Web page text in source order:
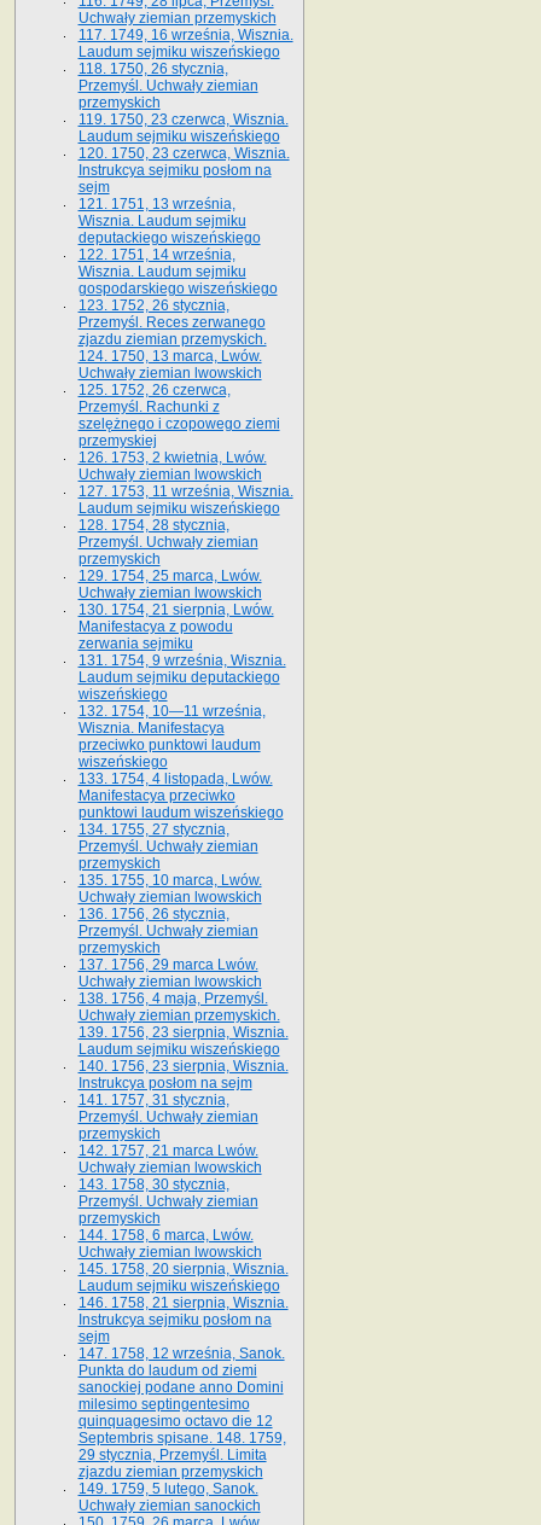
Uchwały ziemian przemyskich
117. 1749, 16 września, Wisznia.
Laudum sejmiku wiszeńskiego
118. 1750, 26 stycznia,
Przemyśl. Uchwały ziemian
przemyskich
119. 1750, 23 czerwca, Wisznia.
Laudum sejmiku wiszeńskiego
120. 1750, 23 czerwca, Wisznia.
Instrukcya sejmiku posłom na
sejm
121. 1751, 13 września,
Wisznia. Laudum sejmiku
deputackiego wiszeńskiego
122. 1751, 14 września,
Wisznia. Laudum sejmiku
gospodarskiego wiszeńskiego
123. 1752, 26 stycznia,
Przemyśl. Reces zerwanego
zjazdu ziemian przemyskich.
124. 1750, 13 marca, Lwów.
Uchwały ziemian lwowskich
125. 1752, 26 czerwca,
Przemyśl. Rachunki z
szelężnego i czopowego ziemi
przemyskiej
126. 1753, 2 kwietnia, Lwów.
Uchwały ziemian lwowskich
127. 1753, 11 września, Wisznia.
Laudum sejmiku wiszeńskiego
128. 1754, 28 stycznia,
Przemyśl. Uchwały ziemian
przemyskich
129. 1754, 25 marca, Lwów.
Uchwały ziemian lwowskich
130. 1754, 21 sierpnia, Lwów.
Manifestacya z powodu
zerwania sejmiku
131. 1754, 9 września, Wisznia.
Laudum sejmiku deputackiego
wiszeńskiego
132. 1754, 10—11 września,
Wisznia. Manifestacya
przeciwko punktowi laudum
wiszeńskiego
133. 1754, 4 listopada, Lwów.
Manifestacya przeciwko
punktowi laudum wiszeńskiego
134. 1755, 27 stycznia,
Przemyśl. Uchwały ziemian
przemyskich
135. 1755, 10 marca, Lwów.
Uchwały ziemian lwowskich
136. 1756, 26 stycznia,
Przemyśl. Uchwały ziemian
przemyskich
137. 1756, 29 marca Lwów.
Uchwały ziemian lwowskich
138. 1756, 4 maja, Przemyśl.
Uchwały ziemian przemyskich.
139. 1756, 23 sierpnia, Wisznia.
Laudum sejmiku wiszeńskiego
140. 1756, 23 sierpnia, Wisznia.
Instrukcya posłom na sejm
141. 1757, 31 stycznia,
Przemyśl. Uchwały ziemian
przemyskich
142. 1757, 21 marca Lwów.
Uchwały ziemian lwowskich
143. 1758, 30 stycznia,
Przemyśl. Uchwały ziemian
przemyskich
144. 1758, 6 marca, Lwów.
Uchwały ziemian lwowskich
145. 1758, 20 sierpnia, Wisznia.
Laudum sejmiku wiszeńskiego
146. 1758, 21 sierpnia, Wisznia.
Instrukcya sejmiku posłom na
sejm
147. 1758, 12 września, Sanok.
Punkta do laudum od ziemi
sanockiej podane anno Domini
milesimo septingentesimo
quinquagesimo octavo die 12
Septembris spisane. 148. 1759,
29 stycznia, Przemyśl. Limita
zjazdu ziemian przemyskich
149. 1759, 5 lutego, Sanok.
Uchwały ziemian sanockich